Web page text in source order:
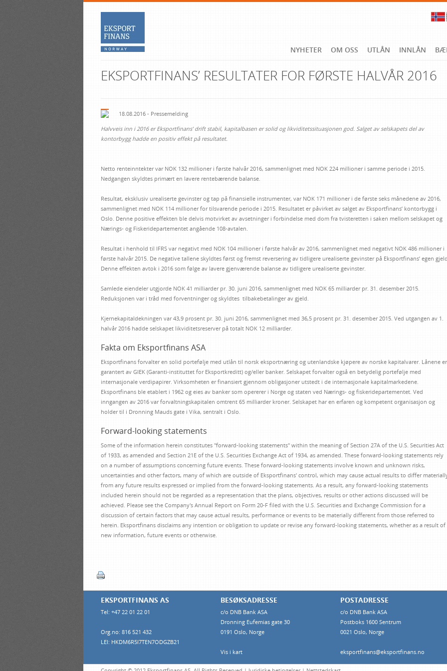
NYHETER OM OSS UTLÅN INNLÅN
EKSPORTFINANS’ RESULTATER FOR FØRSTE HALVÅR 2016
18.08.2016 - Pressemelding
Halvveis inn i 2016 er Eksportfinans’ drift stabil, kapitalbasen er solid og likviditetssituasjonen god. Salget av selskapets del av
kontorbygg hadde en positiv effekt på resultatet.
Netto renteinntekter var NOK 132 millioner i første halvår 2016, sammenlignet med NOK 224 millioner i samme periode i 2015.
Nedgangen skyldtes primært en lavere rentebærende balanse.
Resultat, eksklusiv urealiserte gevinster og tap på finansielle instrumenter, var NOK 171 millioner i de første seks månedene av 2016,
sammenlignet med NOK 114 millioner for tilsvarende periode i 2015. Resultatet er påvirket av salget av Eksportfinans’ kontorbygg i
Oslo. Denne positive effekten ble delvis motvirket av avsetninger i forbindelse med dom fra tvisteretten i saken mellom selskapet og
Nærings- og Fiskeridepartementet angående 108-avtalen.
Resultat i henhold til IFRS var negativt med NOK 104 millioner i første halvår av 2016, sammenlignet med negativt NOK 486 millioner i
første halvår 2015. De negative tallene skyldtes først og fremst reversering av tidligere urealiserte gevinster på Eksportfinans’ egen
Denne effekten avtok i 2016 som følge av lavere gjenværende balanse av tidligere urealiserte gevinster.
Samlede eiendeler utgjorde NOK 41 milliarder pr. 30. juni 2016, sammenlignet med NOK 65 milliarder pr. 31. desember 2015.
Reduksjonen var i tråd med forventninger og skyldtes tilbakebetalinger av gjeld.
Kjernekapitaldekningen var 43,9 prosent pr. 30. juni 2016, sammenlignet med 36,5 prosent pr. 31. desember 2015. Ved utgangen av 1.
halvår 2016 hadde selskapet likviditetsreserver på totalt NOK 12 milliarder.
Fakta om Eksportfinans ASA
Eksportfinans forvalter en solid portefølje med utlån til norsk eksportnæring og utenlandske kjøpere av norske kapitalvarer. Lånene er
garantert av GIEK (Garanti-instituttet for Eksportkreditt) og/eller banker. Selskapet forvalter også en betydelig portefølje med
internasjonale verdipapirer. Virksomheten er finansiert gjennom obligasjoner utstedt i de internasjonale kapitalmarkedene.
Eksportfinans ble etablert i 1962 og eies av banker som opererer i Norge og staten ved Nærings- og fiskeridepartementet. Ved
inngangen av 2016 var forvaltningskapitalen omtrent 65 milliarder kroner. Selskapet har en erfaren og kompetent organisasjon og
holder til i Dronning Mauds gate i Vika, sentralt i Oslo.
Forward-looking statements
Some of the information herein constitutes "forward-looking statements" within the meaning of Section 27A of the U.S. Securities Act
of 1933, as amended and Section 21E of the U.S. Securities Exchange Act of 1934, as amended. These forward-looking statements rely
on a number of assumptions concerning future events. These forward-looking statements involve known and unknown risks,
uncertainties and other factors, many of which are outside of Eksportfinans' control, which may cause actual results to differ
from any future results expressed or implied from the forward-looking statements. As a result, any forward-looking statements
included herein should not be regarded as a representation that the plans, objectives, results or other actions discussed will be
achieved. Please see the Company's Annual Report on Form 20-F filed with the U.S. Securities and Exchange Commission for a
discussion of certain factors that may cause actual results, performance or events to be materially different from those referred to
herein. Eksportfinans disclaims any intention or obligation to update or revise any forward-looking statements, whether as a result of
new information, future events or otherwise.
EKSPORTFINANS AS
Tel: +47 22 01 22 01
Org.no: 816 521 432
LEI: HKDM6R5I7TEN7ODGZB21
BESØKSADRESSE
c/o DNB Bank ASA
Dronning Eufemias gate 30
0191 Oslo, Norge
Vis i kart
POSTADRESSE
c/o DNB Bank ASA
Postboks 1600 Sentrum
0021 Oslo, Norge
eksportfinans@eksportfinans.no